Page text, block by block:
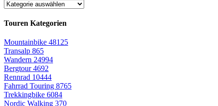
Touren Kategorien
Mountainbike 48125
Transalp 865
Wandern 24994
Bergtour4692
Rennrad 10444
Fahrrad Touring 8765
Trekkingbike 6084
Nordic Walking 370